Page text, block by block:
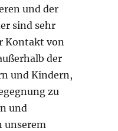
und der
sind sehr
Kontakt von
der
und Kindern,
zu
und
unserem